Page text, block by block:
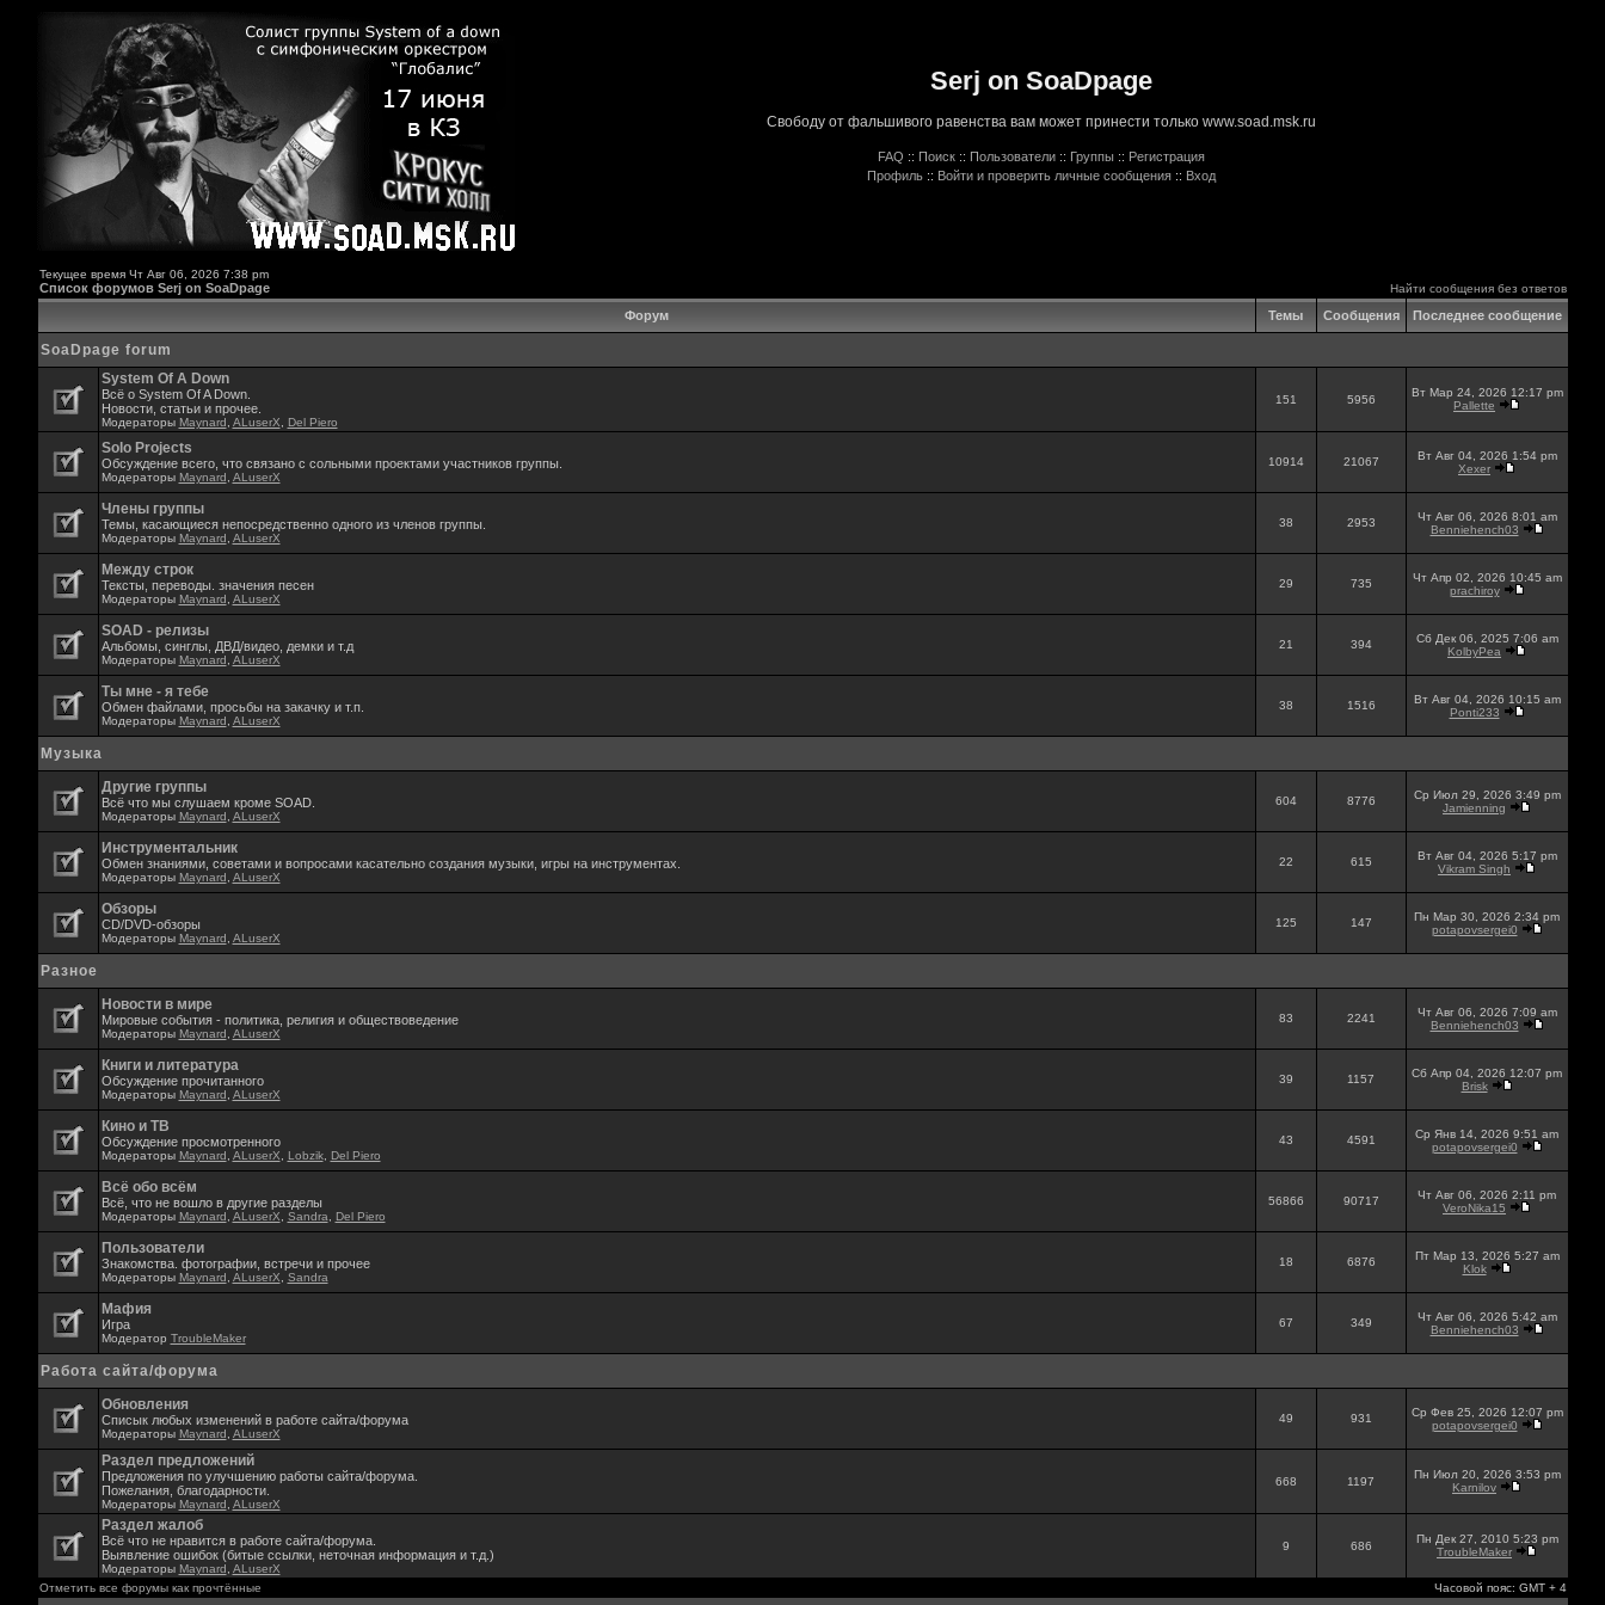
Serj on SoaDpage
Свободу от фальшивого равенства вам может принести только www.soad.msk.ru
FAQ :: Поиск :: Пользователи :: Группы :: Регистрация
Профиль :: Войти и проверить личные сообщения :: Вход
Текущее время Чт Авг 06, 2026 7:38 pm
Список форумов Serj on SoaDpage Найти сообщения без ответов
Форум Темы Сообщения Последнее сообщение
SoaDpage forum
System Of A Down
Всё о System Of A Down.
Новости, статьи и прочее.
Модераторы Maynard ALuserX Del Piero
151 5956
Вт Мар 24, 2026 12:17 pm
Pallette
Solo Projects
Обсуждение всего, что связано с сольными проектами участников группы.
Модераторы Maynard ALuserX
10914 21067
Вт Авг 04, 2026 1:54 pm
Xexer
Члены группы
Темы, касающиеся непосредственно одного из членов группы.
Модераторы Maynard ALuserX
38 2953
Чт Авг 06, 2026 8:01 am
Benniehench03
Между строк
Тексты, переводы. значения песен
Модераторы Maynard ALuserX
29 735
Чт Апр 02, 2026 10:45 am
prachiroy
SOAD - релизы
Альбомы, синглы, ДВД/видео, демки и т.д
Модераторы Maynard ALuserX
21 394
Сб Дек 06, 2025 7:06 am
KolbyPea
Ты мне - я тебе
Обмен файлами, просьбы на закачку и т.п.
Модераторы Maynard ALuserX
38 1516
Вт Авг 04, 2026 10:15 am
Ponti233
Музыка
Другие группы
Всё что мы слушаем кроме SOAD.
Модераторы Maynard ALuserX
604 8776
Ср Июл 29, 2026 3:49 pm
Jamienning
Инструментальник
Обмен знаниями, советами и вопросами касательно создания музыки, игры на инструментах.
Модераторы Maynard ALuserX
22 615
Вт Авг 04, 2026 5:17 pm
Vikram Singh
Обзоры
CD/DVD-обзоры
Модераторы Maynard ALuserX
125 147
Пн Мар 30, 2026 2:34 pm
potapovsergei0
Разное
Новости в мире
Мировые события - политика, религия и обществоведение
Модераторы Maynard ALuserX
83 2241
Чт Авг 06, 2026 7:09 am
Benniehench03
Книги и литература
Обсуждение прочитанного
Модераторы Maynard ALuserX
39 1157
Сб Апр 04, 2026 12:07 pm
Brisk
Кино и ТВ
Обсуждение просмотренного
Модераторы Maynard ALuserX Lobzik, Del Piero
43 4591
Ср Янв 14, 2026 9:51 am
potapovsergei0
Всё обо всём
Всё, что не вошло в другие разделы
Модераторы Maynard ALuserX Sandra Del Piero
56866 90717
Чт Авг 06, 2026 2:11 pm
VeroNika15
Пользователи
Знакомства. фотографии, встречи и прочее
Модераторы Maynard ALuserX Sandra
18 6876
Пт Мар 13, 2026 5:27 am
Klok
Мафия
Игра
Модератор TroubleMaker
67 349
Чт Авг 06, 2026 5:42 am
Benniehench03
Работа сайта/форума
Обновления
Списык любых изменений в работе сайта/форума
Модераторы Maynard ALuserX
49 931
Ср Фев 25, 2026 12:07 pm
potapovsergei0
Раздел предложений
Предложения по улучшению работы сайта/форума.
Пожелания, благодарности.
Модераторы Maynard ALuserX
668 1197
Пн Июл 20, 2026 3:53 pm
Karnilov
Раздел жалоб
Всё что не нравится в работе сайта/форума.
Выявление ошибок (битые ссылки, неточная информация и т.д.)
Модераторы Maynard ALuserX
9 686
Пн Дек 27, 2010 5:23 pm
TroubleMaker
Отметить все форумы как прочтённые Часовой пояс: GMT + 4